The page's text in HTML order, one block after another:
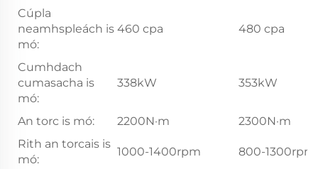
Cúpla
neamhspleách is
mó:
460 cpa 480 cpa
Cumhdach
cumasacha is
mó:
338kW 353kW
An torc is mó: 2200N·m
2300N·m
Rith an torcais is
mó:
1000-1400rpm 800-1300rpm